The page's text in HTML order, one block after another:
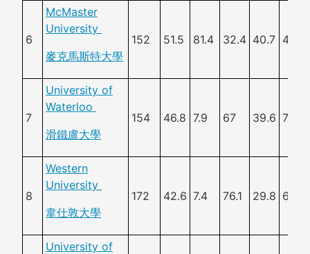
6
McMaster
University
麥克馬斯特大學
152 51.5 81.4 32.4 40.7 47.6
7
University of
Waterloo
滑鐵盧大學
154 46.8 7.9 67 39.6 77.5
8
Western
University
韋仕敦大學
172 42.6 7.4 76.1 29.8 63.7
University of